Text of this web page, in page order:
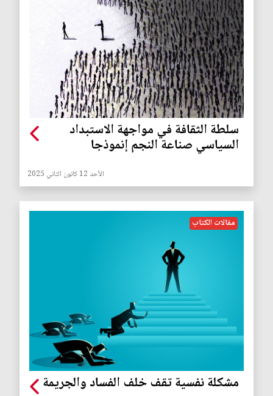
سلطة الثقافة في مواجهة الاستبداد
السياسي صناعة النجم إنموذجا
الأحد 12 كانون الثاني 2025
مقالات الكتاب
مشكلة نفسية تقف خلف الفساد والجريمة